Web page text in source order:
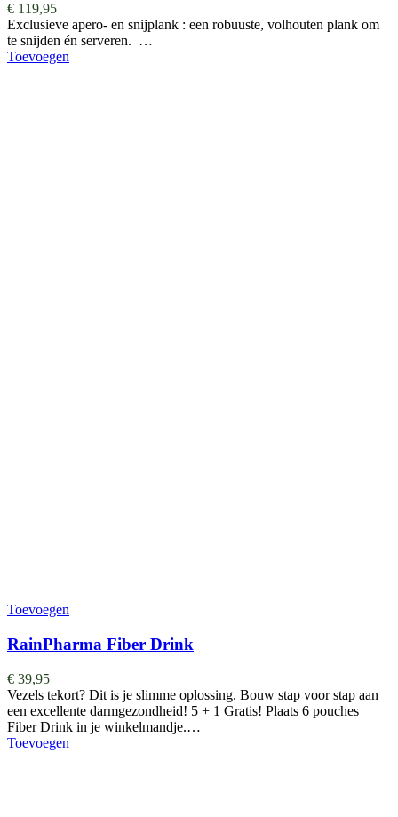
€ 119,95
Exclusieve apero- en snijplank : een robuuste, volhouten plank om
te snijden én serveren. …
Toevoegen
Toevoegen
RainPharma Fiber Drink
€ 39,95
Vezels tekort? Dit is je slimme oplossing. Bouw stap voor stap aan
een excellente darmgezondheid! 5 + 1 Gratis! Plaats 6 pouches
Fiber Drink in je winkelmandje.…
Toevoegen